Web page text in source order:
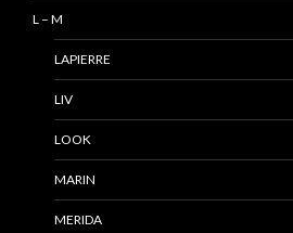
L – M
LAPIERRE
LIV
LOOK
MARIN
MERIDA